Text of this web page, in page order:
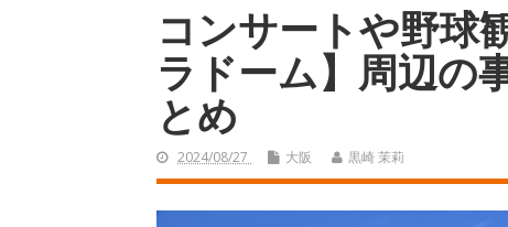
コンサートや野球
ラドーム】周辺の
とめ
2024/08/27 大阪 黒崎 茉莉